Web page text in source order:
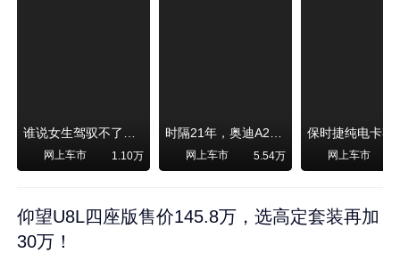
谁说女生驾驭不了大SUV？看我开问界M6驰骋坝上草原！
网上车市 1.10万
时隔21年，奥迪A2强势归来！
网上车市 5.54万 网上车市
仰望U8L四座版售价145.8万，选高定套装再加
30万！